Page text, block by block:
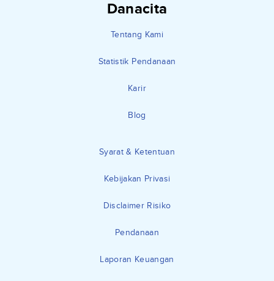
Danacita
Tentang Kami
Statistik Pendanaan
Karir
Blog
Syarat & Ketentuan
Kebijakan Privasi
Disclaimer Risiko
Pendanaan
Laporan Keuangan